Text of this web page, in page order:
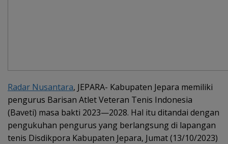
Radar Nusantara, JEPARA- Kabupaten Jepara memiliki
pengurus Barisan Atlet Veteran Tenis Indonesia
(Baveti) masa bakti 2023—2028. Hal itu ditandai dengan
pengukuhan pengurus yang berlangsung di lapangan
tenis Disdikpora Kabupaten Jepara, Jumat (13/10/2023)